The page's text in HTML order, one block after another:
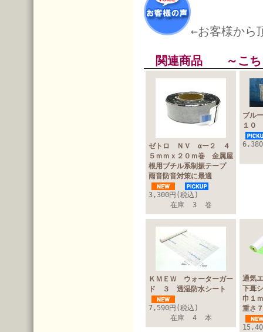
←お客様から
関連商品 ～こち
ゼトロ ＮＶ αー２ ４
５ｍｍｘ２０ｍ巻 金属屋
根用ブチル系制振テープ
雨音防音対策に最適
3,300円(税込)
在庫 3 巻
ブル
１０
ＫＭＥＷ ウォーターガー
ド ３ 透湿防水シート
7,590円(税込)
在庫 4 本
通気
下葺
巾１
重さ